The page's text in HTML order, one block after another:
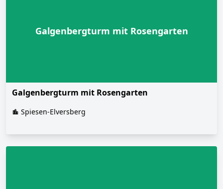
Galgenbergturm mit Rosengarten
Galgenbergturm mit Rosengarten
Spiesen-Elversberg